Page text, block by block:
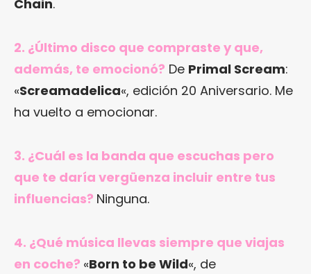
Chain.
2. ¿Último disco que compraste y que,
además, te emocionó? De Primal Scream:
«Screamadelica«, edición 20 Aniversario. Me
ha vuelto a emocionar.
3. ¿Cuál es la banda que escuchas pero
que te daría vergüenza incluir entre tus
influencias? Ninguna.
4. ¿Qué música llevas siempre que viajas
en coche? «Born to be Wild«, de